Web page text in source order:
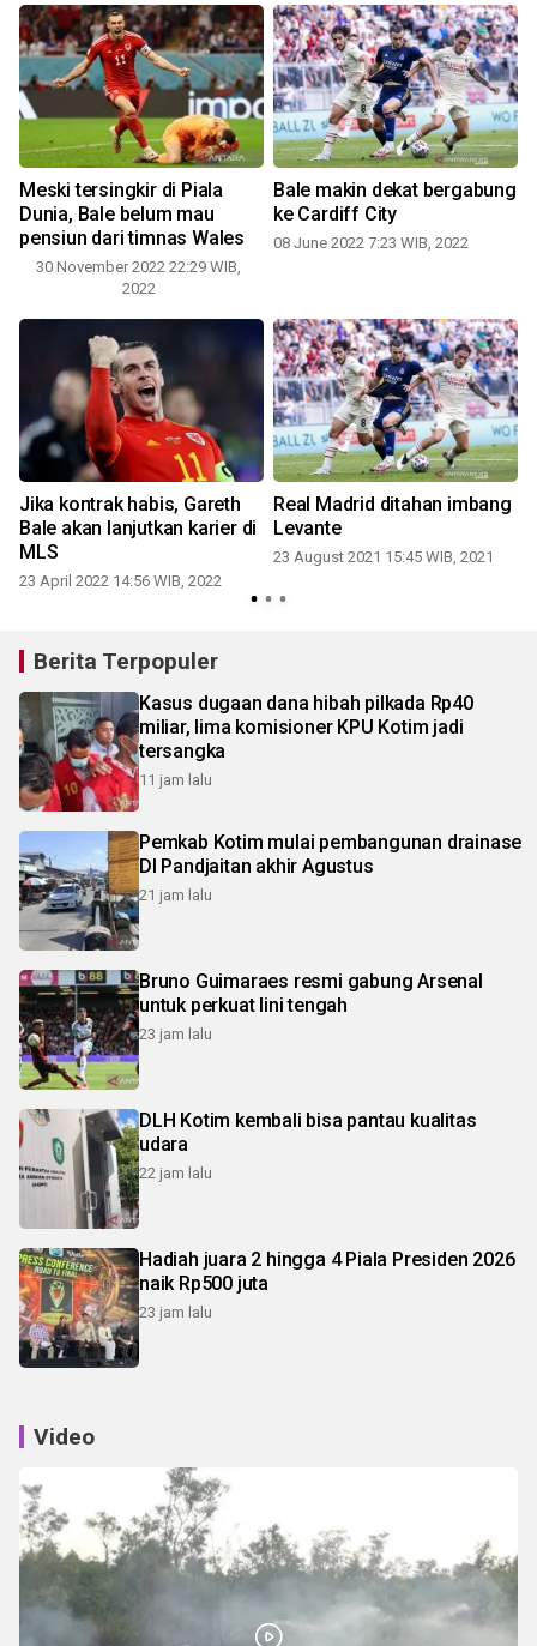
Meski tersingkir di Piala
Dunia, Bale belum mau
pensiun dari timnas Wales
30 November 2022 22:29 WIB,
2022
Bale makin dekat bergabung
ke Cardiff City
08 June 2022 7:23 WIB, 2022
Jika kontrak habis, Gareth
Bale akan lanjutkan karier di
MLS
23 April 2022 14:56 WIB, 2022
Real Madrid ditahan imbang
Levante
23 August 2021 15:45 WIB, 2021
Berita Terpopuler
Kasus dugaan dana hibah pilkada Rp40
miliar, lima komisioner KPU Kotim jadi
tersangka
11 jam lalu
Pemkab Kotim mulai pembangunan drainase
DI Pandjaitan akhir Agustus
21 jam lalu
Bruno Guimaraes resmi gabung Arsenal
untuk perkuat lini tengah
23 jam lalu
DLH Kotim kembali bisa pantau kualitas
udara
22 jam lalu
Hadiah juara 2 hingga 4 Piala Presiden 2026
naik Rp500 juta
23 jam lalu
Video